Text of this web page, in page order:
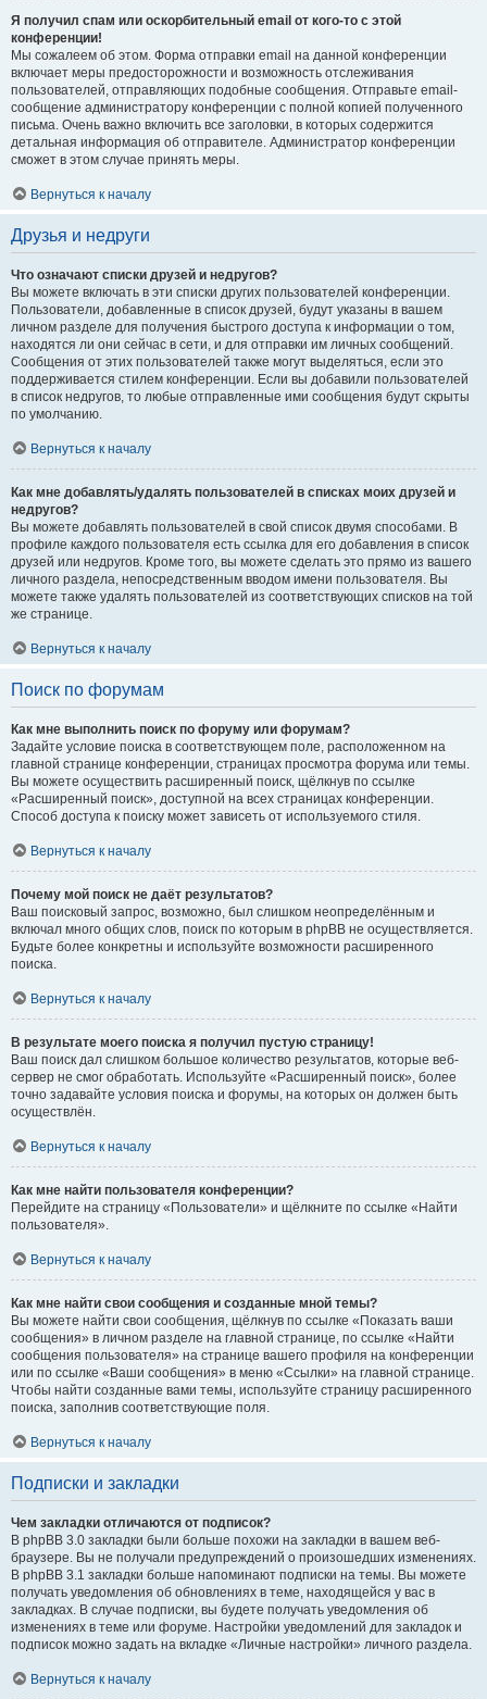
Я получил спам или оскорбительный email от кого-то с этой
конференции!
Мы сожалеем об этом. Форма отправки email на данной конференции
включает меры предосторожности и возможность отслеживания
пользователей, отправляющих подобные сообщения. Отправьте email-
сообщение администратору конференции с полной копией полученного
письма. Очень важно включить все заголовки, в которых содержится
детальная информация об отправителе. Администратор конференции
сможет в этом случае принять меры.
Вернуться к началу
Друзья и недруги
Что означают списки друзей и недругов?
Вы можете включать в эти списки других пользователей конференции.
Пользователи, добавленные в список друзей, будут указаны в вашем
личном разделе для получения быстрого доступа к информации о том,
находятся ли они сейчас в сети, и для отправки им личных сообщений.
Сообщения от этих пользователей также могут выделяться, если это
поддерживается стилем конференции. Если вы добавили пользователей
в список недругов, то любые отправленные ими сообщения будут скрыты
по умолчанию.
Вернуться к началу
Как мне добавлять/удалять пользователей в списках моих друзей и
недругов?
Вы можете добавлять пользователей в свой список двумя способами. В
профиле каждого пользователя есть ссылка для его добавления в список
друзей или недругов. Кроме того, вы можете сделать это прямо из вашего
личного раздела, непосредственным вводом имени пользователя. Вы
можете также удалять пользователей из соответствующих списков на той
же странице.
Вернуться к началу
Поиск по форумам
Как мне выполнить поиск по форуму или форумам?
Задайте условие поиска в соответствующем поле, расположенном на
главной странице конференции, страницах просмотра форума или темы.
Вы можете осуществить расширенный поиск, щёлкнув по ссылке
«Расширенный поиск», доступной на всех страницах конференции.
Способ доступа к поиску может зависеть от используемого стиля.
Вернуться к началу
Почему мой поиск не даёт результатов?
Ваш поисковый запрос, возможно, был слишком неопределённым и
включал много общих слов, поиск по которым в phpBB не осуществляется.
Будьте более конкретны и используйте возможности расширенного
поиска.
Вернуться к началу
В результате моего поиска я получил пустую страницу!
Ваш поиск дал слишком большое количество результатов, которые веб-
сервер не смог обработать. Используйте «Расширенный поиск», более
точно задавайте условия поиска и форумы, на которых он должен быть
осуществлён.
Вернуться к началу
Как мне найти пользователя конференции?
Перейдите на страницу «Пользователи» и щёлкните по ссылке «Найти
пользователя».
Вернуться к началу
Как мне найти свои сообщения и созданные мной темы?
Вы можете найти свои сообщения, щёлкнув по ссылке «Показать ваши
сообщения» в личном разделе на главной странице, по ссылке «Найти
сообщения пользователя» на странице вашего профиля на конференции
или по ссылке «Ваши сообщения» в меню «Ссылки» на главной странице.
Чтобы найти созданные вами темы, используйте страницу расширенного
поиска, заполнив соответствующие поля.
Вернуться к началу
Подписки и закладки
Чем закладки отличаются от подписок?
В phpBB 3.0 закладки были больше похожи на закладки в вашем веб-
браузере. Вы не получали предупреждений о произошедших изменениях.
В phpBB 3.1 закладки больше напоминают подписки на темы. Вы можете
получать уведомления об обновлениях в теме, находящейся у вас в
закладках. В случае подписки, вы будете получать уведомления об
изменениях в теме или форуме. Настройки уведомлений для закладок и
подписок можно задать на вкладке «Личные настройки» личного раздела.
Вернуться к началу